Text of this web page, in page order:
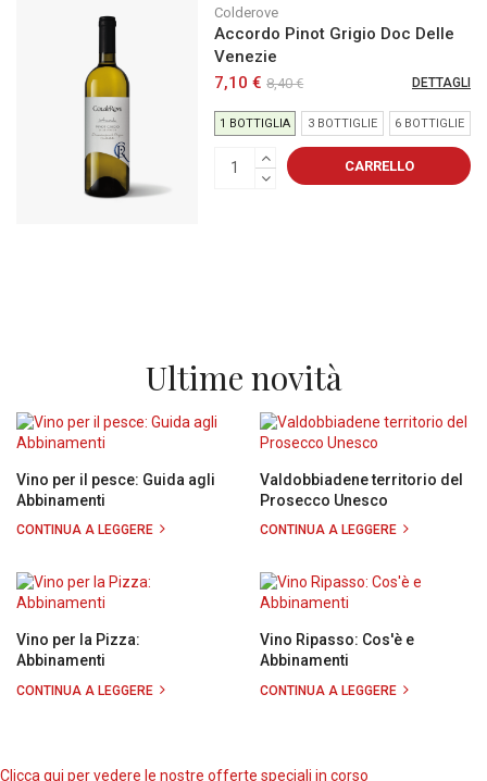
Colderove
Accordo Pinot Grigio Doc Delle
Venezie
7,10 €8,40 € DETTAGLI
1 BOTTIGLIA 3 BOTTIGLIE 6 BOTTIGLIE
CARRELLO
Ultime novità
Vino per il pesce: Guida agli
Abbinamenti
CONTINUA A LEGGERE
Valdobbiadene territorio del
Prosecco Unesco
CONTINUA A LEGGERE
Vino per la Pizza:
Abbinamenti
CONTINUA A LEGGERE
Vino Ripasso: Cos'è e
Abbinamenti
CONTINUA A LEGGERE
Clicca qui per vedere le nostre offerte speciali in corso